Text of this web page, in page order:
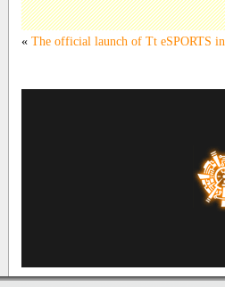
« The official launch of Tt eSPORTS